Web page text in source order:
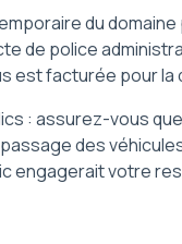
du
de police
est facturée pour la
: assurez-vous
des
engagerait votre